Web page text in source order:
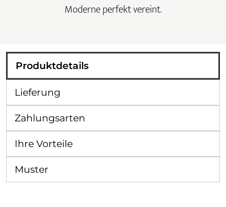
Moderne perfekt vereint.
Produktdetails
Lieferung
Zahlungsarten
Ihre Vorteile
Muster